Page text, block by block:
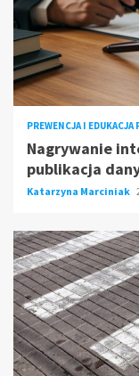
PREWENCJA I EDUKACJA
Nagrywanie
publikacja
Katarzyna Marciniak